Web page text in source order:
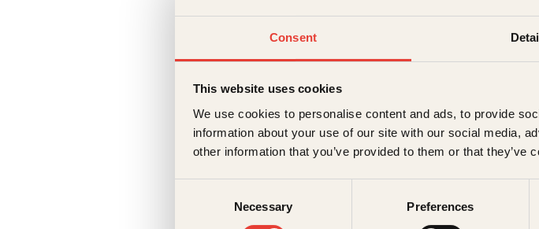
Consent
This website uses cookies
We use cookies to personalise content and ads, to provide
information about your use of our site with our social media,
other information that you’ve provided to them or that
Necessary Preferences
Linda Klakken
Jordsøster
Innbundet379krKjøp